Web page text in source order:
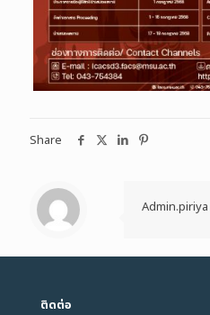
Share
Admin.piriya
ติดต่อ